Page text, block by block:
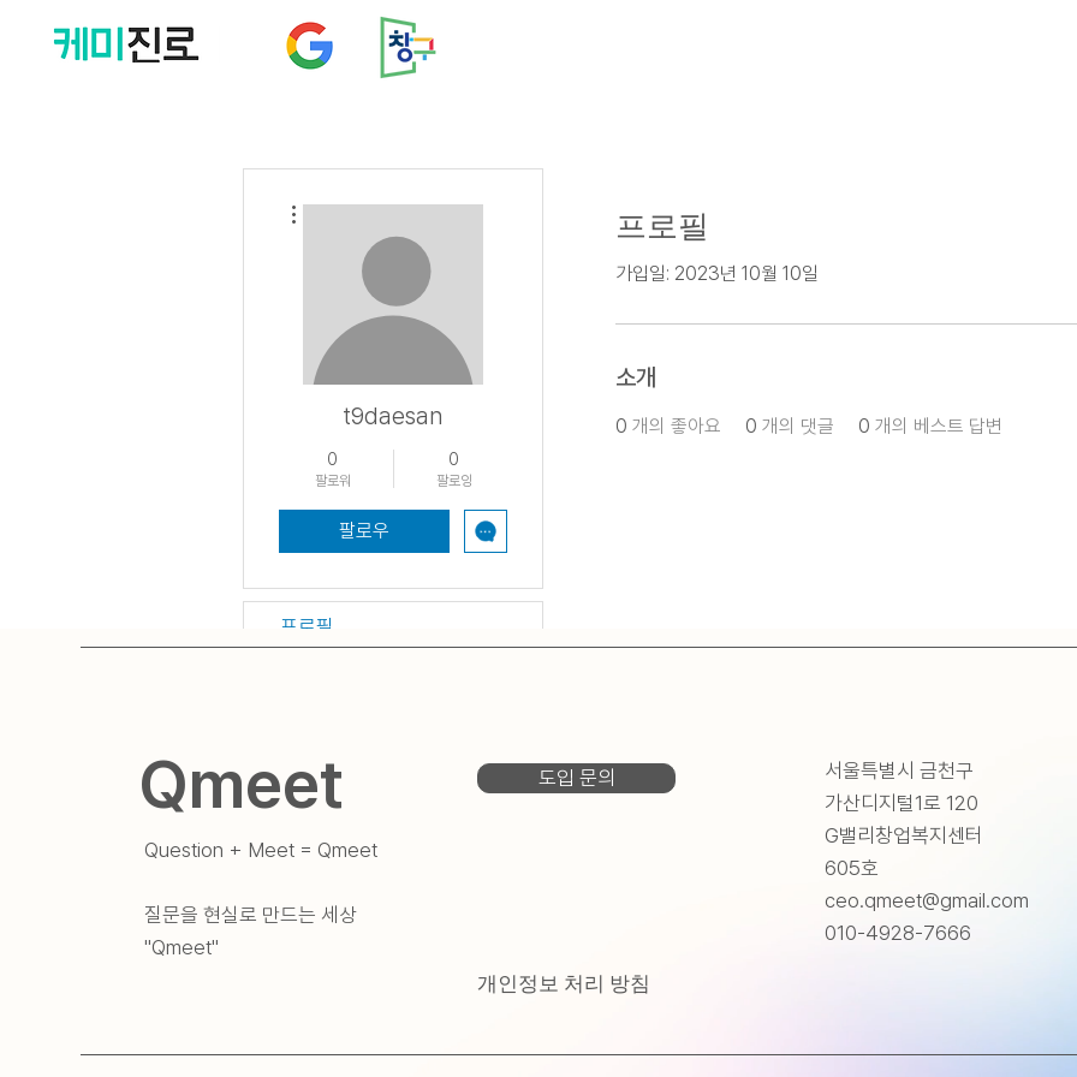
프로필
가입일: 2023년 10월 10일
소개
0 개의 좋아요 0 개의 댓글 0 개의 베스트 답변
t9daesan
0
팔로워
0
팔로잉
팔로우
프로필
Qmeet
Question + Meet = Qmeet
질문을 현실로 만드는 세상
​"Qmeet"
도입 문의
개인정보 처리 방침
서울특별시 금천구
가산디지털1로 120
G밸리창업복지센터
605호
ceo.qmeet@gmail.com
010-4928-7666